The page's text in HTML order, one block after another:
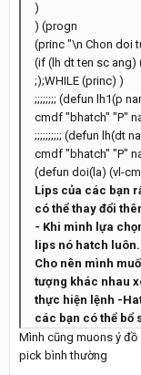
)
) (progn
(princ "\n Chon doi
(if (lh dt ten sc ang)
;);WHILE (princ) )
;;;;;;;; (defun lh1(p
cmdf "bhatch" "P"
;;;;;;;;;; (defun lh(dt
cmdf "bhatch" "P"
(defun doi(la) (vl-
Lips của các bạn
có thể thay đổi
- Khi mình lựa
lips nó hatch luôn.
Cho nên mình
tượng khác nhau
thực hiện lệnh -
các bạn có thể bổ
Mình cũng muons ý
pick bình thường